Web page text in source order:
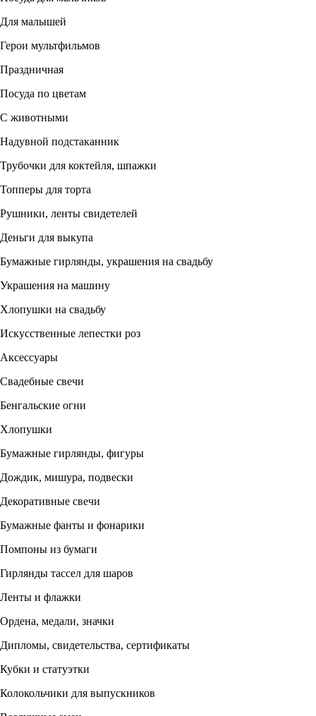
Для малышей
Герои мультфильмов
Праздничная
Посуда по цветам
С животными
Надувной подстаканник
Трубочки для коктейля, шпажки
Топперы для торта
Рушники, ленты свидетелей
Деньги для выкупа
Бумажные гирлянды, украшения на свадьбу
Украшения на машину
Хлопушки на свадьбу
Искусственные лепестки роз
Аксессуары
Свадебные свечи
Бенгальские огни
Хлопушки
Бумажные гирлянды, фигуры
Дождик, мишура, подвески
Декоративные свечи
Бумажные фанты и фонарики
Помпоны из бумаги
Гирлянды тассел для шаров
Ленты и флажки
Ордена, медали, значки
Дипломы, свидетельства, сертификаты
Кубки и статуэтки
Колокольчики для выпускников